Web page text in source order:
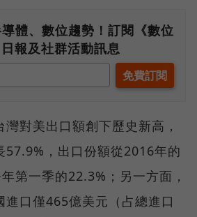
體、數位趨勢！訂閱《數位
報及社群活動訊息
對美出口額創下歷史新高，
57.9%，出口份額從2016年的
第一季的22.3%；另一方面，
口僅465億美元（占總進口